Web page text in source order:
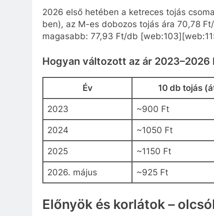
2026 első hetében a ketreces tojás
ben), az M-es dobozos tojás ára 70,78
magasabb: 77,93 Ft/db
Hogyan változott az ár 2023–2026
Év 10 db tojás
2023 ~900 Ft
2024 ~1050 Ft
2025 ~1150 Ft
2026. május ~925 Ft
Előnyök és korlátok –